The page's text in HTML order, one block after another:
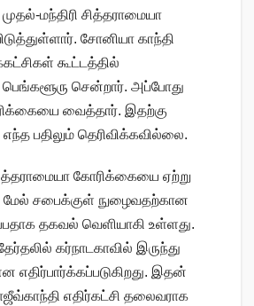
மந்திரி சித்தராமையா
சோனியா காந்தி
கூட்டத்தில்
சென்றார். அப்போது
வைத்தார். இதற்கு
பதிலும் தெரிவிக்கவில்லை.
கோரிக்கையை ஏற்று
மேல் சபைக்குள் நுழைவதற்கான
தகவல் வெளியாகி உள்ளது.
கர்நாடகாவில் இருந்து
எதிர்பார்க்கப்படுகிறது. இதன்
எதிர்கட்சி தலைவராக